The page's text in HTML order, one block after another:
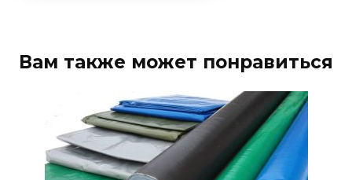
Вам также может понравиться